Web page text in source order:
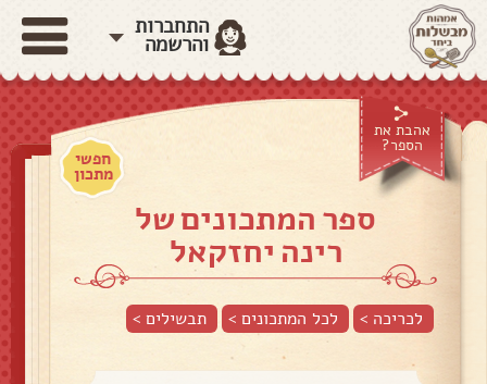
התחברות
והרשמה
אהבת את
הספר?
חפשי
מתכון
ספר המתכונים של
רינה יחזקאל
לכריכה > לכל המתכונים > תבשילים>